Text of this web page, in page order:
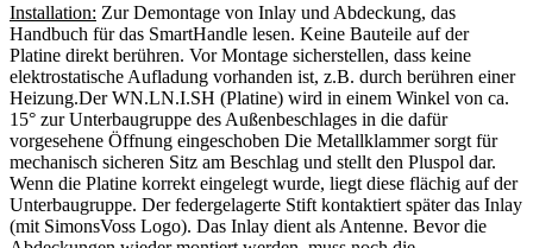
Installation: Zur Demontage von Inlay und Abdeckung, das
Handbuch für das SmartHandle lesen. Keine Bauteile auf der
Platine direkt berühren. Vor Montage sicherstellen, dass keine
elektrostatische Aufladung vorhanden ist, z.B. durch berühren einer
Heizung.Der WN.LN.I.SH (Platine) wird in einem Winkel von ca.
15° zur Unterbaugruppe des Außenbeschlages in die dafür
vorgesehene Öffnung eingeschoben Die Metallklammer sorgt für
mechanisch sicheren Sitz am Beschlag und stellt den Pluspol dar.
Wenn die Platine korrekt eingelegt wurde, liegt diese flächig auf der
Unterbaugruppe. Der federgelagerte Stift kontaktiert später das Inlay
(mit SimonsVoss Logo). Das Inlay dient als Antenne. Bevor die